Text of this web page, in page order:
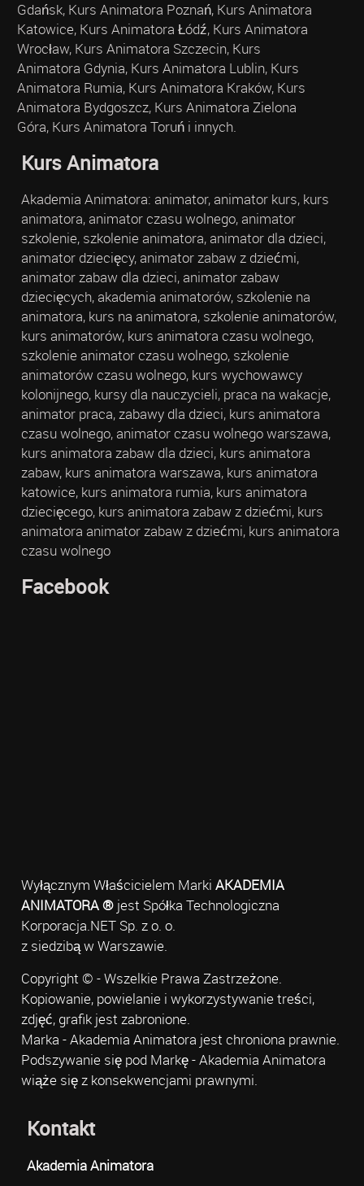
Gdańsk, Kurs Animatora Poznań, Kurs Animatora
Katowice, Kurs Animatora Łódź, Kurs Animatora
Wrocław, Kurs Animatora Szczecin, Kurs
Animatora Gdynia, Kurs Animatora Lublin, Kurs
Animatora Rumia, Kurs Animatora Kraków, Kurs
Animatora Bydgoszcz, Kurs Animatora Zielona
Góra, Kurs Animatora Toruń i innych.
Kurs Animatora
Akademia Animatora: animator, animator kurs, kurs
animatora, animator czasu wolnego, animator
szkolenie, szkolenie animatora, animator dla dzieci,
animator dziecięcy, animator zabaw z dziećmi,
animator zabaw dla dzieci, animator zabaw
dziecięcych, akademia animatorów, szkolenie na
animatora, kurs na animatora, szkolenie animatorów,
kurs animatorów, kurs animatora czasu wolnego,
szkolenie animator czasu wolnego, szkolenie
animatorów czasu wolnego, kurs wychowawcy
kolonijnego, kursy dla nauczycieli, praca na wakacje,
animator praca, zabawy dla dzieci, kurs animatora
czasu wolnego, animator czasu wolnego warszawa,
kurs animatora zabaw dla dzieci, kurs animatora
zabaw, kurs animatora warszawa, kurs animatora
katowice, kurs animatora rumia, kurs animatora
dziecięcego, kurs animatora zabaw z dziećmi, kurs
animatora animator zabaw z dziećmi, kurs animatora
czasu wolnego
Facebook
Wyłącznym Właścicielem Marki AKADEMIA
ANIMATORA ®jest Spółka Technologiczna
Korporacja.NET Sp. z o. o.
z siedzibą w Warszawie.
Copyright © - Wszelkie Prawa Zastrzeżone.
Kopiowanie, powielanie i wykorzystywanie treści,
zdjęć, grafik jest zabronione.
Marka - Akademia Animatora jest chroniona prawnie.
Podszywanie się pod Markę - Akademia Animatora
wiąże się z konsekwencjami prawnymi.
Kontakt
Akademia Animatora